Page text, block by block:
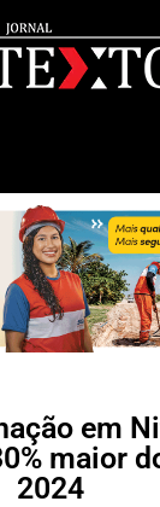
em
maior
2024